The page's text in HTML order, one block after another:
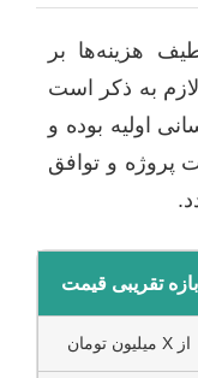
هزینه‌ها بر
به ذکر است
اولیه بوده و
پروژه و توافق
بازه تقریبی قیمت
از X میلیون تومان